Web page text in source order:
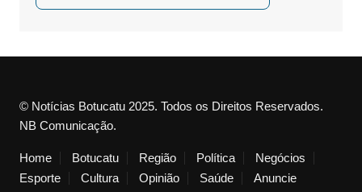
© Notícias Botucatu 2025. Todos os Direitos Reservados.
NB Comunicação.
Home Botucatu Região Política
Negócios
Esporte
Cultura Opinião Saúde Anuncie